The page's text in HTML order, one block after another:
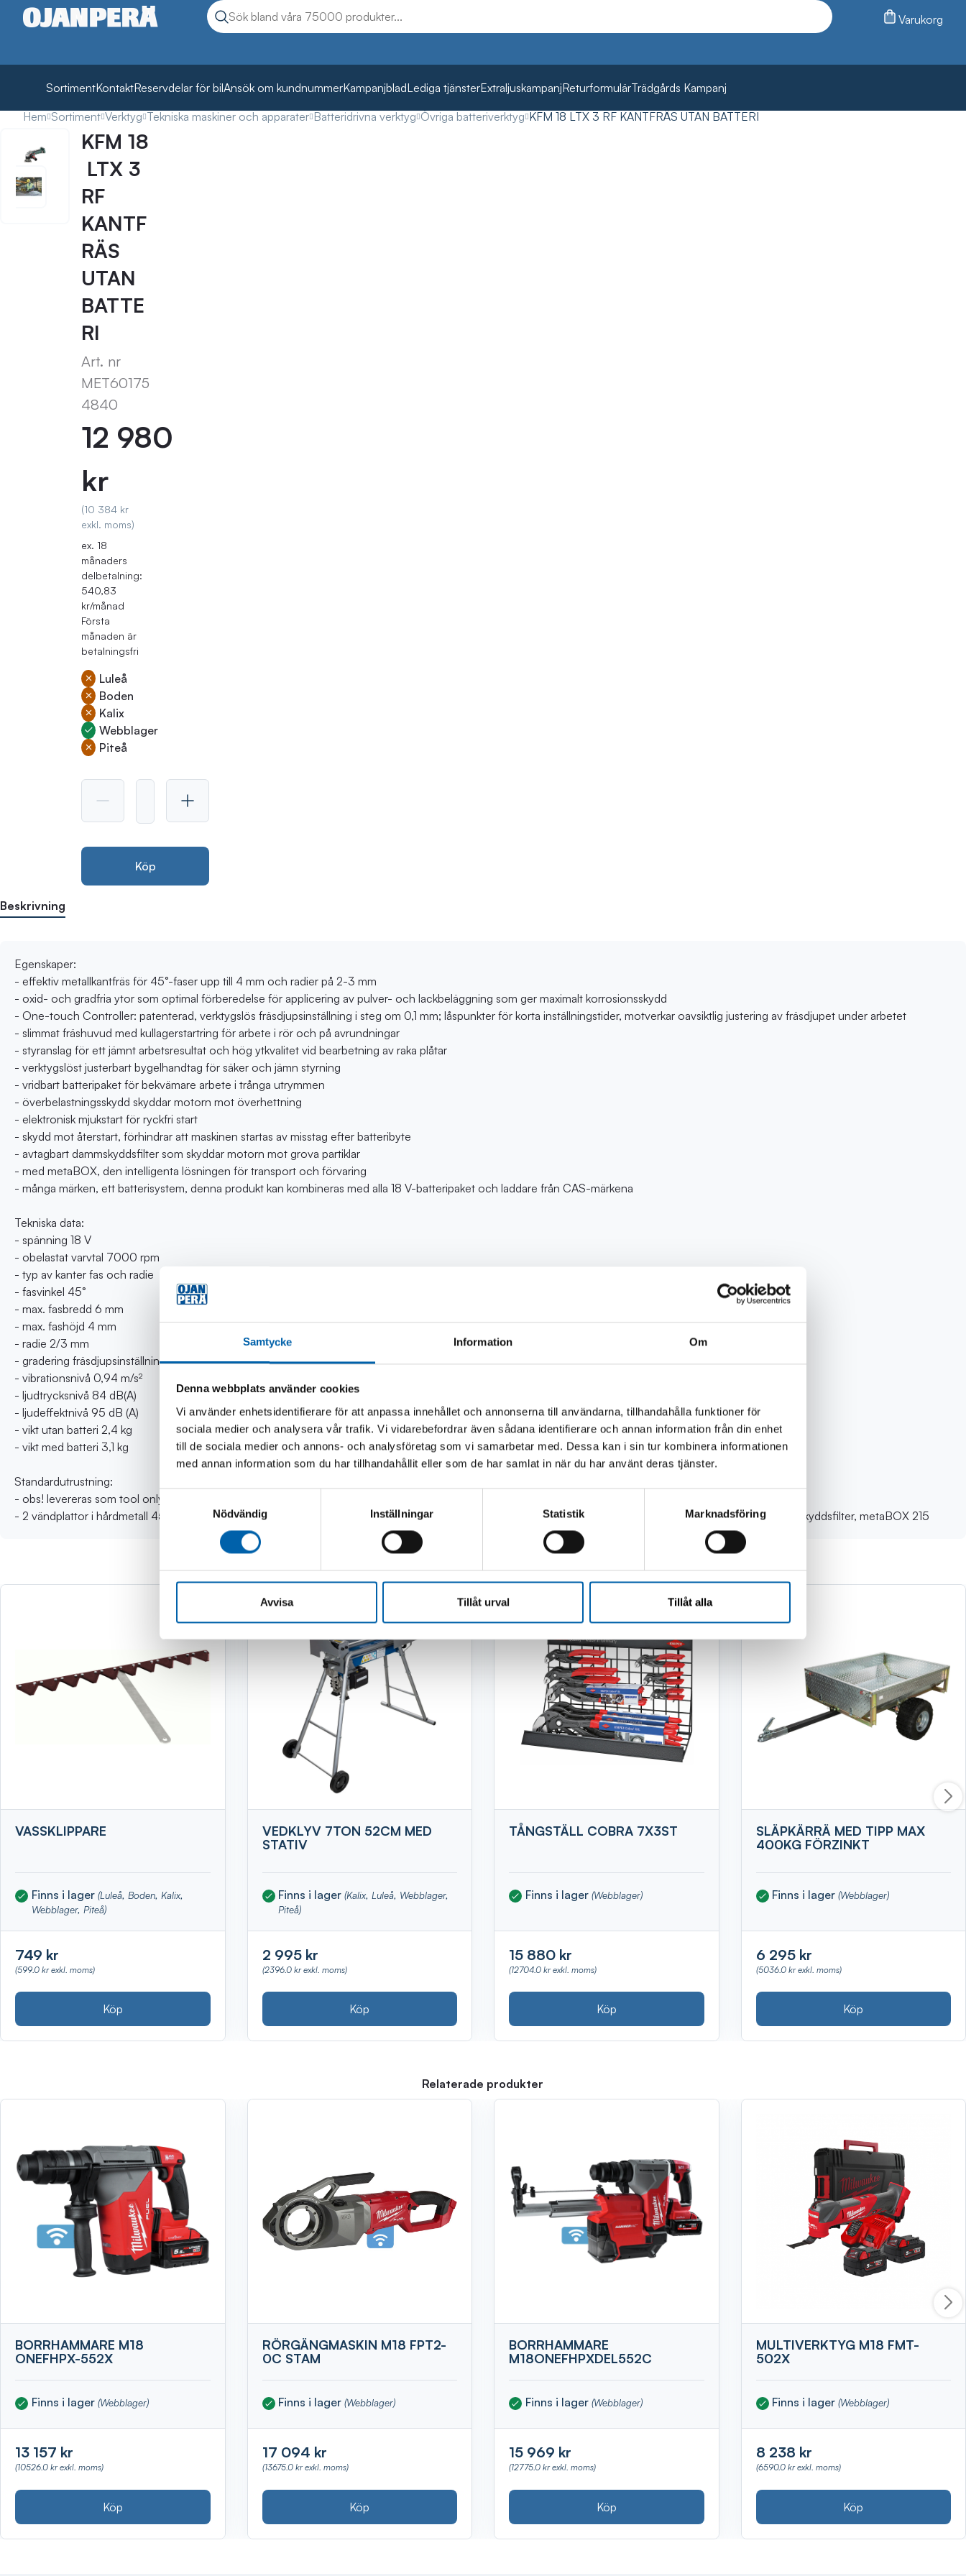
Samtycke Information Om
Denna webbplats använder cookies
Vi använder enhetsidentifierare för att anpassa innehållet och annonserna till användarna, tillhandahålla funktioner för
sociala medier och analysera vår trafik. Vi vidarebefordrar även sådana identifierare och annan information från din enhet
till de sociala medier och annons- och analysföretag som vi samarbetar med. Dessa kan i sin tur kombinera informationen
med annan information som du har tillhandahållit eller som de har samlat in när du har använt deras tjänster.
Samtyckesval
Nödvändig
Inställningar Statistik Marknadsföring
Avvisa Tillåt urval Tillåt alla
Sök produkter
Sök Varukorg
SortimentKontaktReservdelar för bilAnsök om kundnummerKampanjbladLediga tjänsterExtraljuskampanjReturformulärTrädgårds Kampanj
Hem Sortiment Verktyg Tekniska maskiner och apparater Batteridrivna verktyg Övriga batteriverktyg KFM 18 LTX 3 RF KANTFRÄS UTAN BATTERI
KFM 18
LTX 3
RF
KANTF
RÄS
UTAN
BATTE
RI
Art. nr
MET60175
4840
12 980
kr
(10 384 kr
exkl. moms)
ex. 18
månaders
delbetalning:
540,83
kr/månad
Första
månaden är
betalningsfri
Luleå
Boden
Kalix
Webblager
Piteå
Köp
Beskrivning
Egenskaper:
- effektiv metallkantfräs för 45°-faser upp till 4 mm och radier på 2-3 mm
- oxid- och gradfria ytor som optimal förberedelse för applicering av pulver- och lackbeläggning som ger maximalt korrosionsskydd
- One-touch Controller: patenterad, verktygslös fräsdjupsinställning i steg om 0,1 mm; låspunkter för korta inställningstider, motverkar oavsiktlig justering av fräsdjupet under arbetet
- slimmat fräshuvud med kullagerstartring för arbete i rör och på avrundningar
- styranslag för ett jämnt arbetsresultat och hög ytkvalitet vid bearbetning av raka plåtar
- verktygslöst justerbart bygelhandtag för säker och jämn styrning
- vridbart batteripaket för bekvämare arbete i trånga utrymmen
- överbelastningsskydd skyddar motorn mot överhettning
- elektronisk mjukstart för ryckfri start
- skydd mot återstart, förhindrar att maskinen startas av misstag efter batteribyte
- avtagbart dammskyddsfilter som skyddar motorn mot grova partiklar
- med metaBOX, den intelligenta lösningen för transport och förvaring
- många märken, ett batterisystem, denna produkt kan kombineras med alla 18 V-batteripaket och laddare från CAS-märkena
Tekniska data:
- spänning 18 V
- obelastat varvtal 7000 rpm
- typ av kanter fas och radie
- fasvinkel 45°
- max. fasbredd 6 mm
- max. fashöjd 4 mm
- radie 2/3 mm
- gradering fräsdjupsinställning 0,1 mm
- vibrationsnivå 0,94 m/s²
- ljudtrycksnivå 84 dB(A)
- ljudeffektnivå 95 dB (A)
- vikt utan batteri 2,4 kg
- vikt med batteri 3,1 kg
Standardutrustning:
- obs! levereras som tool only (batteri och laddare ingår ej)
- 2 vändplattor i hårdmetall 45°-fas, 2 vändplattor i hårdmetall radie R2, 2 vändplattor i hårdmetall radie R3, styranslag, skruvmejsel TX15, bygelhandtag, dammskyddsfilter, metaBOX 215
Andra köpte även
VASSKLIPPARE
Finns i lager (Luleå, Boden, Kalix,
Webblager, Piteå)
749 kr
(599.0 kr exkl. moms)
Köp
VEDKLYV 7TON 52CM MED
STATIV
Finns i lager(Kalix, Luleå, Webblager,
Piteå)
2 995 kr
(2396.0 kr exkl. moms)
Köp
TÅNGSTÄLL COBRA 7X3ST
Finns i lager (Webblager)
15 880 kr
(12704.0 kr exkl. moms)
Köp
SLÄPKÄRRÄ MED TIPP MAX
400KG FÖRZINKT
Finns i lager(Webblager)
6 295 kr
(5036.0 kr exkl. moms)
Köp
Relaterade produkter
BORRHAMMARE M18
ONEFHPX-552X
Finns i lager (Webblager)
13 157 kr
(10526.0 kr exkl. moms)
Köp
RÖRGÄNGMASKIN M18 FPT2-
0C STAM
Finns i lager(Webblager)
17 094 kr
(13675.0 kr exkl. moms)
Köp
BORRHAMMARE
M18ONEFHPXDEL552C
Finns i lager (Webblager)
15 969 kr
(12775.0 kr exkl. moms)
Köp
MULTIVERKTYG M18 FMT-
502X
Finns i lager(Webblager)
8 238 kr
(6590.0 kr exkl. moms)
Köp